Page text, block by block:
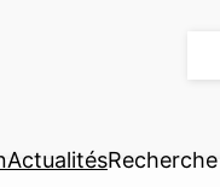
ActualitésRecherche